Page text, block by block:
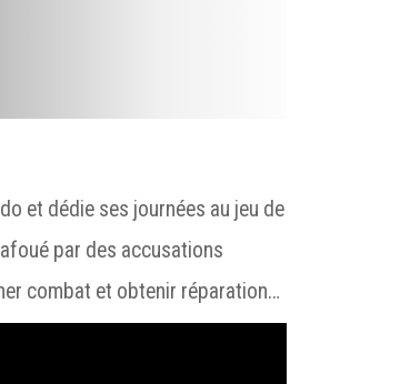
et dédie ses journées au jeu de
par des accusations
combat et obtenir réparation…